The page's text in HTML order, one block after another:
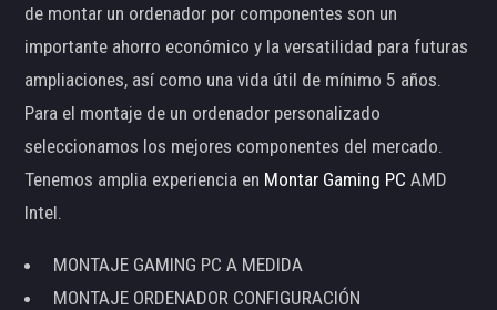
de montar un ordenador por componentes son un
importante ahorro económico y la versatilidad para futuras
ampliaciones, así como una vida útil de mínimo 5 años.
Para el montaje de un ordenador personalizado
seleccionamos los mejores componentes del mercado.
Tenemos amplia experiencia en Montar Gaming PC AMD
Intel.
MONTAJE GAMING PC A MEDIDA
MONTAJE ORDENADOR CONFIGURACIÓN